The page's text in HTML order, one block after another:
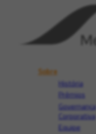
Sobre
História
Prêmios
Governança
Corporativa
Equipe